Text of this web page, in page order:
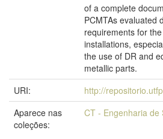
of a complete
PCMTAs evaluated
requirements for
installations,
the use of DR and
metallic parts.
URI:
http://
Aparece nas
coleções:
CT - Engenharia de